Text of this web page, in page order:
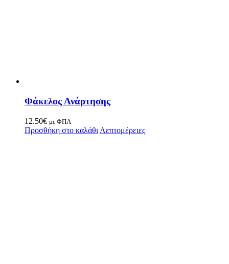
Φάκελος Ανάρτησης
12.50€ με ΦΠΑ
Προσθήκη στο καλάθι Λεπτομέρειες